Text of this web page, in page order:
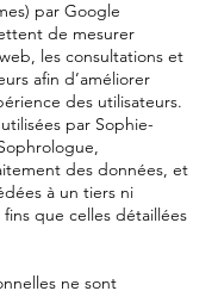
par Google
de mesurer
les consultations et
afin d’améliorer
des utilisateurs.
par Sophie-
des données, et
à un tiers ni
fins que celles détaillées
ne sont